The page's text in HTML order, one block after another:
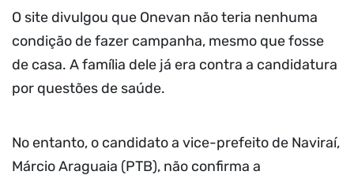
O site divulgou que Onevan não teria nenhuma
condição de fazer campanha, mesmo que fosse
de casa. A família dele já era contra a candidatura
por questões de saúde.
No entanto, o candidato a vice-prefeito de Naviraí,
Márcio Araguaia (PTB), não confirma a